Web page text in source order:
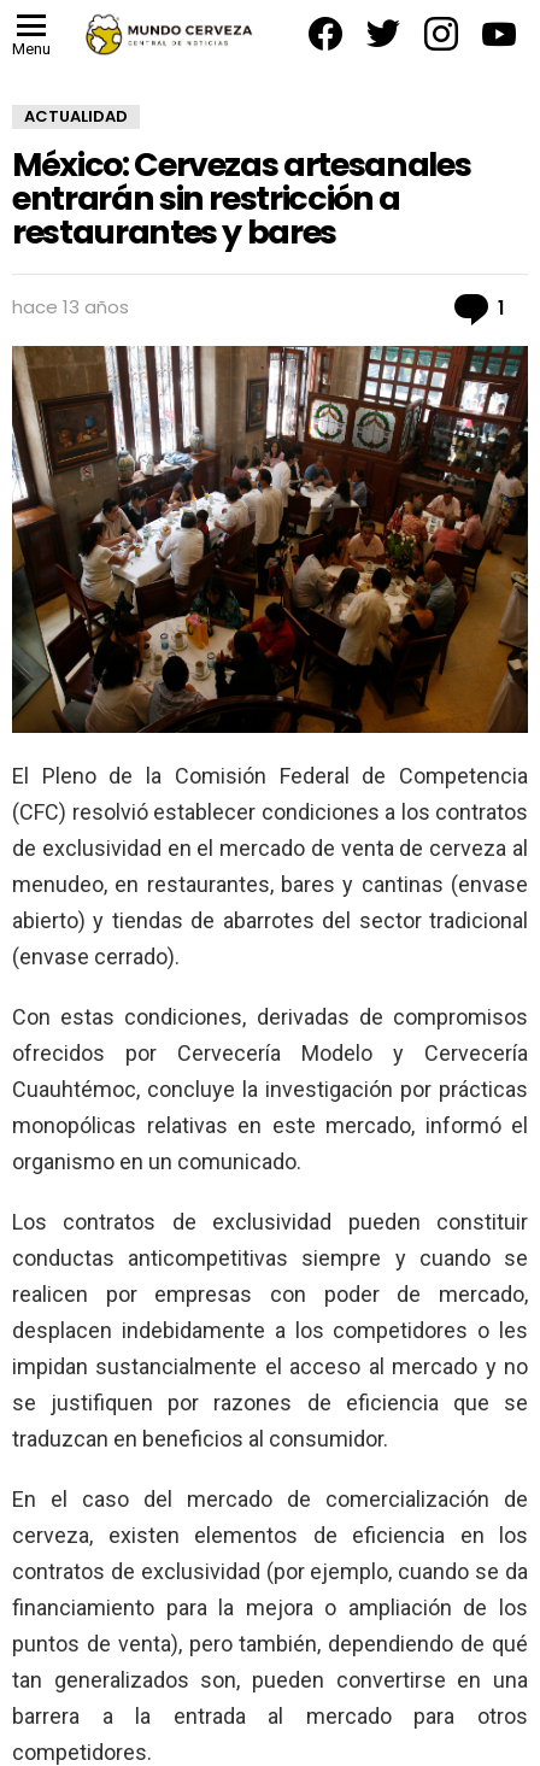
Menu
ACTUALIDAD
México: Cervezas artesanales
entrarán sin restricción a
restaurantes y bares
hace 13 años 1
El Pleno de la Comisión Federal de Competencia
(CFC) resolvió establecer condiciones a los contratos
de exclusividad en el mercado de venta de cerveza al
menudeo, en restaurantes, bares y cantinas (envase
abierto) y tiendas de abarrotes del sector tradicional
(envase cerrado).
Con estas condiciones, derivadas de compromisos
ofrecidos por Cervecería Modelo y Cervecería
Cuauhtémoc, concluye la investigación por prácticas
monopólicas relativas en este mercado, informó el
organismo en un comunicado.
Los contratos de exclusividad pueden constituir
conductas anticompetitivas siempre y cuando se
realicen por empresas con poder de mercado,
desplacen indebidamente a los competidores o les
impidan sustancialmente el acceso al mercado y no
se justifiquen por razones de eficiencia que se
traduzcan en beneficios al consumidor.
En el caso del mercado de comercialización de
cerveza, existen elementos de eficiencia en los
contratos de exclusividad (por ejemplo, cuando se da
financiamiento para la mejora o ampliación de los
puntos de venta), pero también, dependiendo de qué
tan generalizados son, pueden convertirse en una
barrera a la entrada al mercado para otros
competidores.